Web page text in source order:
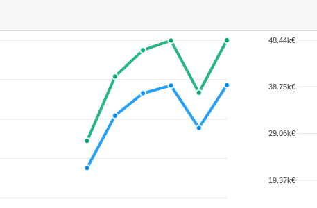
48.44k€
38.75k€
29.06k€
19.37k€